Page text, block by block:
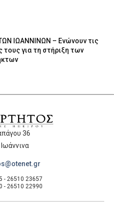
ΙΩΑΝΝΙΝΩΝ – Ενώνουν τις
τους για τη στήριξη των
36
- 26510 23657
- 26510 22990